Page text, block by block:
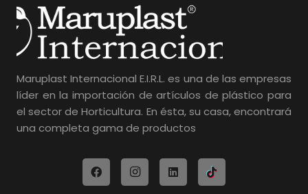
Maruplast Internacional E.I.R.L. es una de las empresas
líder en la importación de artículos de plástico para
el sector de Horticultura. En ésta, su casa, encontrará
una completa gama de productos